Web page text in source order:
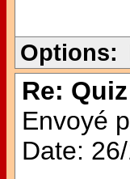
Options:
Re:
Envoyé
Date: